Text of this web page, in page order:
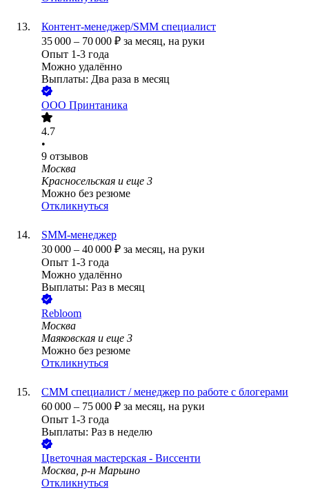
Контент-менеджер/SMM специалист
35 000 – 70 000 ₽ за месяц, на руки
Опыт 1-3 года
Можно удалённо
Выплаты: Два раза в месяц
ООО Принтаника
4.7
•
9 отзывов
Москва
Красносельская и еще 3
Можно без резюме
Откликнуться
SMM-менеджер
30 000 – 40 000 ₽ за месяц, на руки
Опыт 1-3 года
Можно удалённо
Выплаты: Раз в месяц
Rebloom
Москва
Маяковская и еще 3
Можно без резюме
Откликнуться
СММ специалист / менеджер по работе с блогерами
60 000 – 75 000 ₽ за месяц, на руки
Опыт 1-3 года
Выплаты: Раз в неделю
Цветочная мастерская - Виссенти
Москва, р-н Марьино
Откликнуться